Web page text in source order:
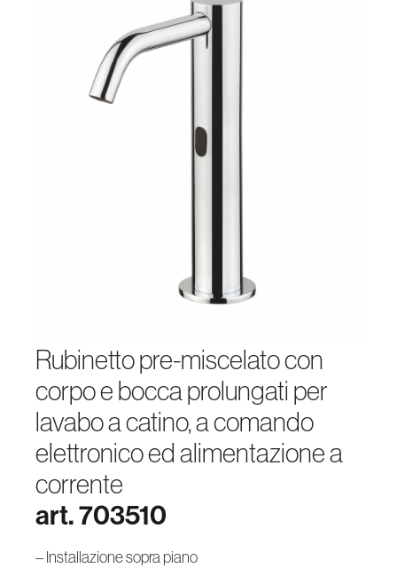
rubinetto pre-miscelato con
corpo e bocca prolungati per
lavabo a catino, a comando
elettronico ed alimentazione a
corrente
art. 703510
– Installazione sopra piano